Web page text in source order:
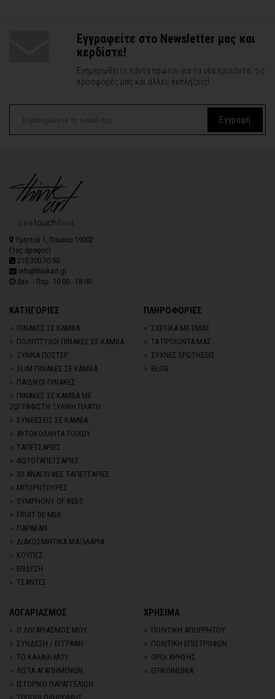
Εγγραφείτε στο Newsletter μας και
κερδίστε!
Ενημερωθείτε πάντα πρώτοι για τα νέα προϊόντα, τις
προσφορές μας και άλλες εκπλήξεις!
Εγγραφή
Υμηττού 1, Παιανία 19002
(1ος όροφος)
210.300.70.90
info@thinkart.gr
Δευ. - Παρ. 10:00 - 18:00
ΚΑΤΗΓΟΡΙΕΣ
ΠΙΝΑΚΕΣ ΣΕ ΚΑΜΒΑ
ΠΟΛΥΠΤΥΧΟΙ ΠΙΝΑΚΕΣ ΣΕ ΚΑΜΒΑ
ΞΥΛΙΝΑ ΠΟΣΤΕΡ
SLIM ΠΙΝΑΚΕΣ ΣΕ ΚΑΜΒΑ
ΠΑΙΔΙΚΟΙ ΠΙΝΑΚΕΣ
ΠΙΝΑΚΕΣ ΣΕ ΚΑΜΒΑ ΜΕ
ΖΩΓΡΑΦΙΣΤΗ ΞΥΛΙΝΗ ΠΛΑΤΗ
ΣΥΝΘΕΣΕΙΣ ΣΕ ΚΑΜΒΑ
ΑΥΤΟΚΟΛΛΗΤΑ ΤΟΙΧΟΥ
TΑΠΕΤΣΑΡΙΕΣ
ΦΩΤΟΤΑΠΕΤΣΑΡΙΕΣ
3D AΝΑΓΛΥΦΕΣ TΑΠΕΤΣΑΡΙΕΣ
ΜΠΟΡΝΤΟΥΡΕΣ
SYMPHONY OF REDS
FRUIT DE MER
ΠΑΡΑΒΑΝ
ΔΙΑΚΟΣΜΗΤΙΚΑ ΜΑΞΙΛΑΡΙΑ
ΚΟΥΠΕΣ
ΕΝΔΥΣΗ
ΤΣΑΝΤΕΣ
ΠΛΗΡΟΦΟΡΙΕΣ
ΣΧΕΤΙΚΑ ΜΕ ΕΜΑΣ
ΤΑ ΠΡΟΪΟΝΤΑ ΜΑΣ
ΣΥΧΝΕΣ ΕΡΩΤΗΣΕΙΣ
BLOG
ΛΟΓΑΡΙΑΣΜΟΣ
Ο ΛΟΓΑΡΙΑΣΜΟΣ ΜΟΥ
ΣΥΝΔΕΣΗ / ΕΓΓΡΑΦΗ
ΤΟ ΚΑΛΑΘΙ ΜΟΥ
ΛΙΣΤΑ ΑΓΑΠΗΜΕΝΩΝ
ΙΣΤΟΡΙΚΟ ΠΑΡΑΓΓΕΛΙΩΝ
ΧΡΗΣΙΜΑ
ΠΟΛΙΤΙΚΗ ΑΠΟΡΡΗΤΟΥ
ΠΟΛΙΤΙΚΗ ΕΠΙΣΤΡΟΦΩΝ
ΟΡΟΙ ΧΡΗΣΗΣ
ΕΠΙΚΟΙΝΩΝΙΑ